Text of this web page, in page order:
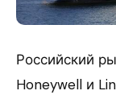
Российский
Honeywell и